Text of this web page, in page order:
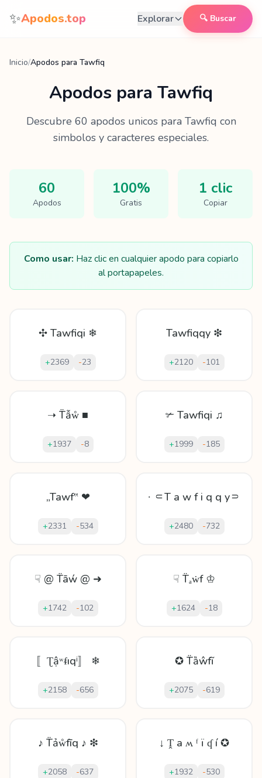
Saltar al contenido
✨Apodos.top Explorar 🔍 Buscar
Inicio/Apodos para Tawfiq
Apodos para Tawfiq
Descubre 60 apodos unicos para Tawfiq con
simbolos y caracteres especiales.
60
Apodos
100%
Gratis
1 clic
Copiar
Como usar: Haz clic en cualquier apodo para copiarlo
al portapapeles.
✣ Tawfiqi ❄
+2369 -23
Tawfiqqy ❇
+2120 -101
➝ T̈ẫẘ ■
+1937 -8
✃ Tawfiqi ♫
+1999 -185
„Tawf‟ ❤
+2331 -534
∙ ⸦T a w f i q q y⸧
+2480 -732
☟ @ T̈āẃ @ ➜
+1742 -102
☟ T̈ₐẇf ♔
+1624 -18
〚Ʈậʷᵮıqⁱ〛 ❄
+2158 -656
✪ T̈ȁŵfĩ
+2075 -619
♪ T̈ảẘfīq ♪ ❇
+2058 -637
↓ Ṱ а ʍ ᶠ ï ʠ í ✪
+1932 -530